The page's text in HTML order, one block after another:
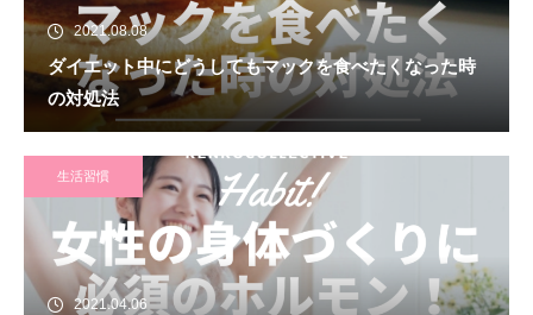
2021.08.08
ダイエット中にどうしてもマックを食べたくなった時
の対処法
生活習慣
2021.04.06